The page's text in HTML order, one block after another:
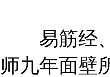
易筋经、
师九年面壁